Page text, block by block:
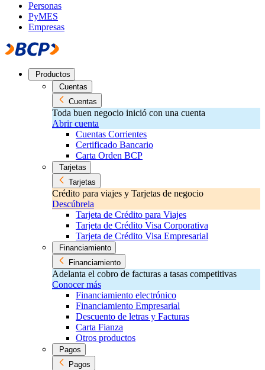
Personas
PyMES
Empresas
Productos
Cuentas
Cuentas
Toda buen negocio inició con una cuenta
Abrir cuenta
Cuentas Corrientes
Certificado Bancario
Carta Orden BCP
Tarjetas
Tarjetas
Crédito para viajes y Tarjetas de negocio
Descúbrela
Tarjeta de Crédito para Viajes
Tarjeta de Crédito Visa Corporativa
Tarjeta de Crédito Visa Empresarial
Financiamiento
Financiamiento
Adelanta el cobro de facturas a tasas competitivas
Conocer más
Financiamiento electrónico
Financiamiento Empresarial
Descuento de letras y Facturas
Carta Fianza
Otros productos
Pagos
Pagos